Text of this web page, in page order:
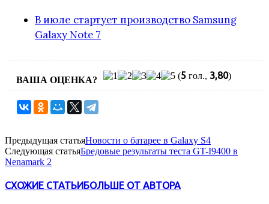
В июле стартует производство Samsung
Galaxy Note 7
ВАША ОЦЕНКА? (5 гол., 3,80)
Предыдущая статьяНовости о батарее в Galaxy S4
Следующая статьяБредовые результаты теста GT-I9400 в
Nenamark 2
СХОЖИЕ СТАТЬИБОЛЬШЕ ОТ АВТОРА